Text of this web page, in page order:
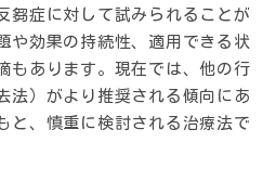
芻症に対して試みられることが
や効果の持続性、適用できる状
もあります。現在では、他の行
法）がより推奨される傾向にあ
と、慎重に検討される治療法で